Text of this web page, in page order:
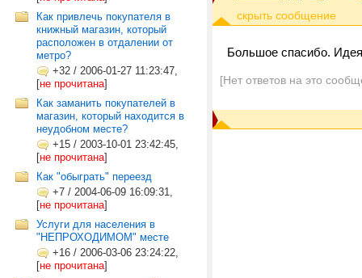
Как привлечь покупателя в
книжный магазин, который
расположен в отдалении от
метро?
+32 / 2006-01-27 11:23:47,
[не прочитана]
Как заманить покупателей в
магазин, который находится в
неудобном месте?
+15 / 2003-10-01 23:42:45,
[не прочитана]
Как "обыграть" переезд
+7 / 2004-06-09 16:09:31,
[не прочитана]
Услуги для населения в
"НЕПРОХОДИМОМ" месте
+16 / 2006-03-06 23:24:22,
[не прочитана]
Большое спасибо.
[Нет ответов на это